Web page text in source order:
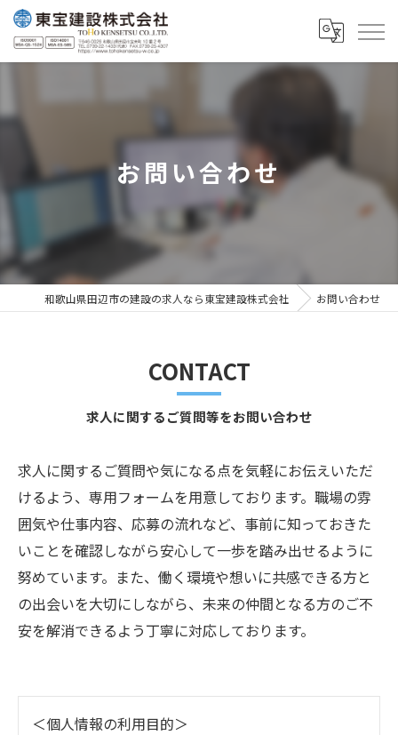
お問い合わせ
和歌山県田辺市の建設の求人なら東宝建設株式会社 お問い合わせ
求人に関するご質問等をお問い合わせ
CONTACT
求人に関するご質問や気になる点を気軽にお伝えいただ
けるよう、専用フォームを用意しております。職場の雰
囲気や仕事内容、応募の流れなど、事前に知っておきた
いことを確認しながら安心して一歩を踏み出せるように
努めています。また、働く環境や想いに共感できる方と
の出会いを大切にしながら、未来の仲間となる方のご不
安を解消できるよう丁寧に対応しております。
＜個人情報の利用目的＞